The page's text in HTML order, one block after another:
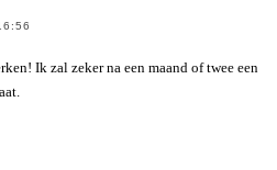
Ik zal zeker na een maand of twee een